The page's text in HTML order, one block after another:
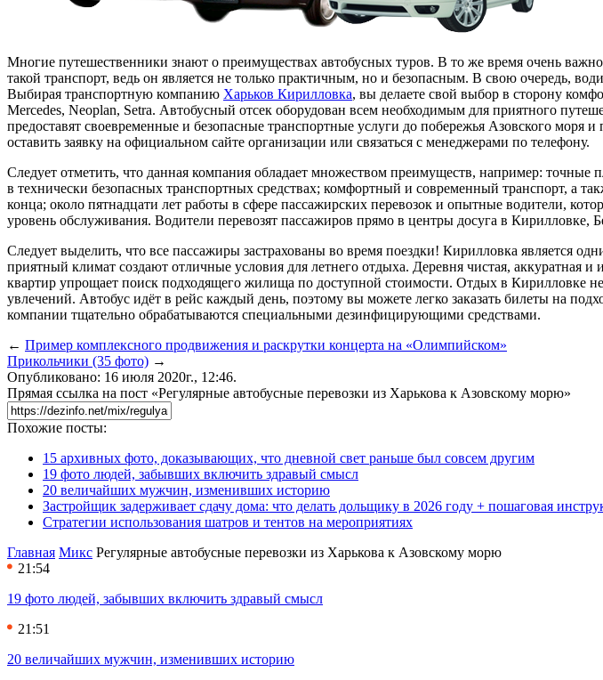
Многие путешественники знают о преимуществах автобусных туров. В то же время очень
такой транспорт, ведь он является не только практичным, но и безопасным. В свою очередь,
Выбирая транспортную компанию Харьков Кирилловка, вы делаете свой выбор в сторону
Mercedes, Neoplan, Setra. Автобусный отсек оборудован всем необходимым для приятного
предоставят своевременные и безопасные транспортные услуги до побережья Азовского
оставить заявку на официальном сайте организации или связаться с менеджерами по телефону.
Следует отметить, что данная компания обладает множеством преимуществ, например:
в технически безопасных транспортных средствах; комфортный и современный транспорт, а
конца; около пятнадцати лет работы в сфере пассажирских перевозок и опытные водители,
уровень обслуживания. Водители перевозят пассажиров прямо в центры досуга в Кирилловке,
Следует выделить, что все пассажиры застрахованы во время поездки! Кирилловка является
приятный климат создают отличные условия для летнего отдыха. Деревня чистая,
квартир упрощает поиск подходящего жилища по доступной стоимости. Отдых в Кирилловке не
увлечений. Автобус идёт в рейс каждый день, поэтому вы можете легко заказать билеты на
компании тщательно обрабатываются специальными дезинфицирующими средствами.
← Пример комплексного продвижения и раскрутки концерта на «Олимпийском»
Прикольчики (35 фото) →
Опубликовано: 16 июля 2020г., 12:46.
Прямая ссылка на пост «Регулярные автобусные перевозки из Харькова к Азовскому морю»
Похожие посты:
15 архивных фото, доказывающих, что дневной свет раньше был совсем другим
19 фото людей, забывших включить здравый смысл
20 величайших мужчин, изменивших историю
Застройщик задерживает сдачу дома: что делать дольщику в 2026 году + пошаговая
Стратегии использования шатров и тентов на мероприятиях
Главная Микс Регулярные автобусные перевозки из Харькова к Азовскому морю
21:54
19 фото людей, забывших включить здравый смысл
21:51
20 величайших мужчин, изменивших историю